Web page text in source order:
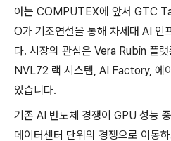
아는 COMPUTEX에 앞서 GTC
O가 기조연설을 통해 차세대 AI 인
다. 시장의 관심은 Vera Rubin 플
NVL72 랙 시스템, AI Factory, 에
있습니다.
기존 AI 반도체 경쟁이 GPU 성능
데이터센터 단위의 경쟁으로 이동